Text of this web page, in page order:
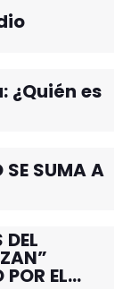
¿Quién es
SE SUMA A
EL